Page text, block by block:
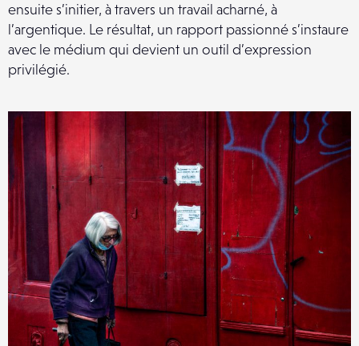
ensuite s’initier, à travers un travail acharné, à
l’argentique. Le résultat, un rapport passionné s’instaure
avec le médium qui devient un outil d’expression
privilégié.